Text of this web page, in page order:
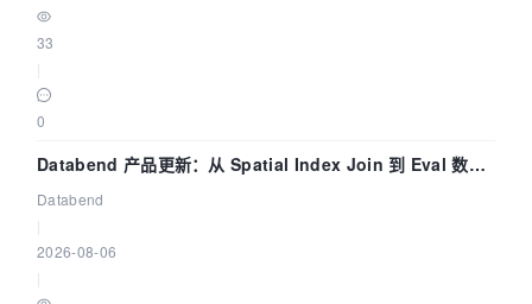
33
0
Databend 产品更新：从 Spatial Index Join 到 Eval 数据
管道
Databend
2026-08-06